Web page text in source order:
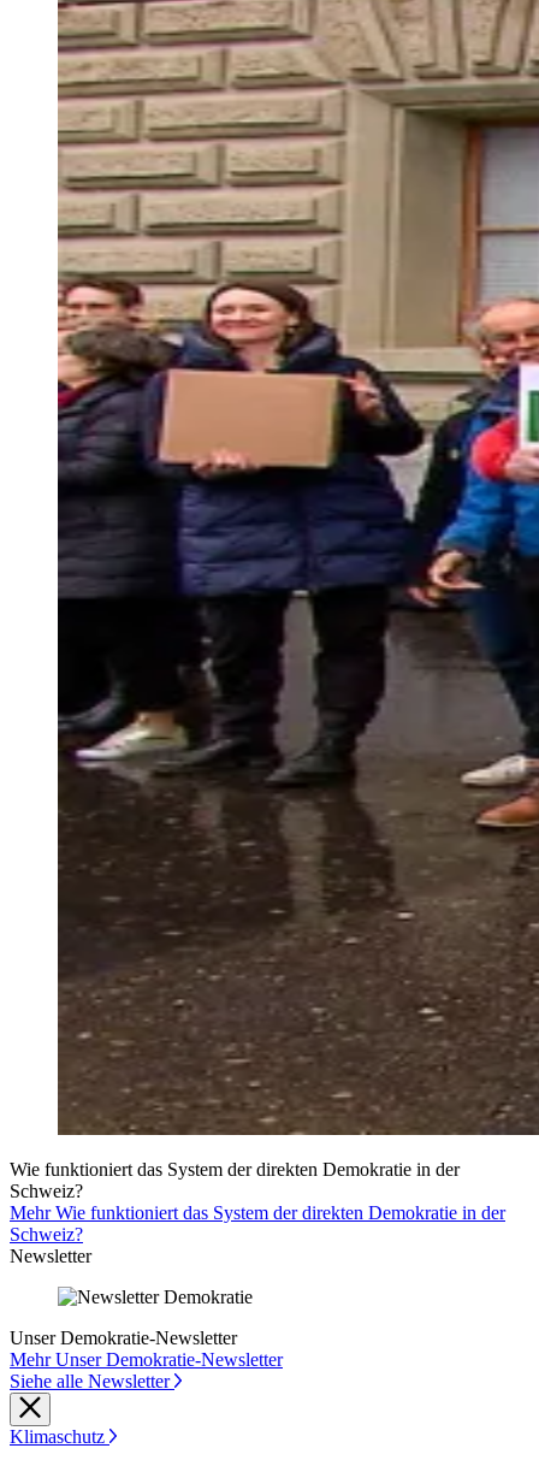
Wie funktioniert das System der direkten Demokratie in der
Schweiz?
Mehr Wie funktioniert das System der direkten Demokratie in der
Schweiz?
Newsletter
Unser Demokratie-Newsletter
Mehr Unser Demokratie-Newsletter
Siehe alle Newsletter
Klimaschutz